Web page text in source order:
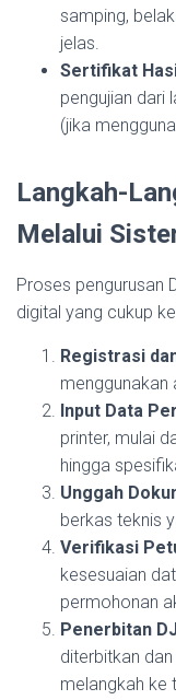
samping,
jelas.
Sertifikat
pengujian dari
(jika
Langkah-
Melalui
Proses pengurusan
digital yang cukup
Registrasi
menggunakan
Input Data
printer, mulai
hingga
Unggah
berkas teknis
Verifikasi
kesesuaian
permohonan
Penerbitan
diterbitkan
melangkah ke